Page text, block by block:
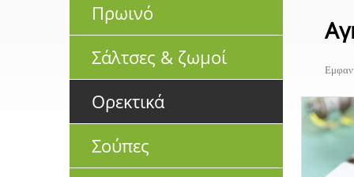
Πρωινό
Σάλτσες & ζωμοί
Ορεκτικά
Σούπες